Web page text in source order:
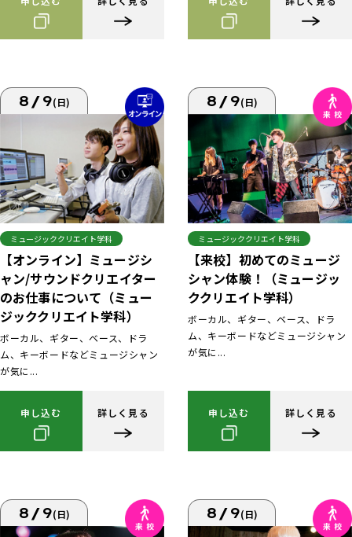
8/9(日)
ミュージッククリエイト学科
【オンライン】ミュージシ
ャン/サウンドクリエイター
のお仕事について（ミュー
ジッククリエイト学科）
ボーカル、ギター、ベース、ドラ
ム、キーボードなどミュージシャン
が気に...
申し込む 詳しく見る
8/9(日)
ミュージッククリエイト学科
【来校】初めてのミュージ
シャン体験！（ミュージッ
ククリエイト学科）
ボーカル、ギター、ベース、ドラ
ム、キーボードなどミュージシャン
が気に...
申し込む 詳しく見る
8/9(日) 8/9(日)